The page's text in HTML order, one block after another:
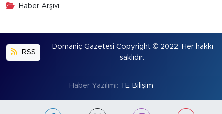
Haber Arşivi
RSS
Domaniç Gazetesi Copyright © 2022. Her hakkı
saklıdır.
Haber Yazılımı: TE Bilişim